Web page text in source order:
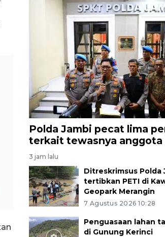
Polda Jambi pecat lima
terkait tewasnya anggota
3 jam lalu
Ditreskrimsus Polda
tertibkan PETI di
Geopark Merangin
7 Agustus 2026 10:28
Penguasaan lahan
di Gunung Kerinci